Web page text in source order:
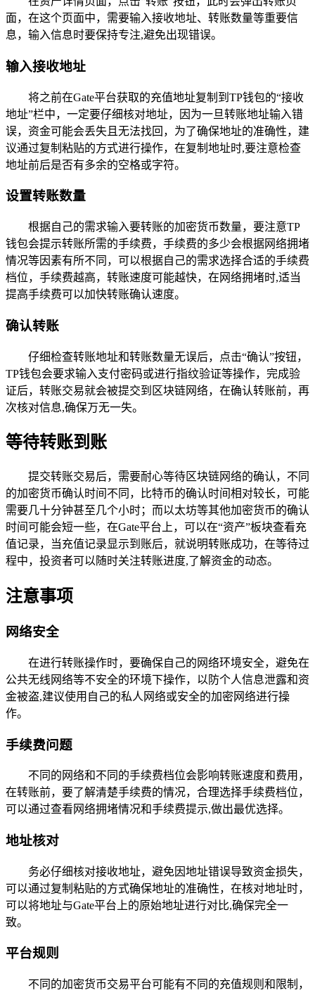
面，在这个页面中，需要输入接收地址、转账数量等重要信
息，输入信息时要保持专注,避免出现错误。
输入接收地址
将之前在Gate平台获取的充值地址复制到TP钱包的“接收
地址”栏中，一定要仔细核对地址，因为一旦转账地址输入错
误，资金可能会丢失且无法找回，为了确保地址的准确性，建
议通过复制粘贴的方式进行操作，在复制地址时,要注意检查
地址前后是否有多余的空格或字符。
设置转账数量
根据自己的需求输入要转账的加密货币数量，要注意TP
钱包会提示转账所需的手续费，手续费的多少会根据网络拥堵
情况等因素有所不同，可以根据自己的需求选择合适的手续费
档位，手续费越高，转账速度可能越快，在网络拥堵时,适当
提高手续费可以加快转账确认速度。
确认转账
仔细检查转账地址和转账数量无误后，点击“确认”按钮，
TP钱包会要求输入支付密码或进行指纹验证等操作，完成验
证后，转账交易就会被提交到区块链网络，在确认转账前，再
次核对信息,确保万无一失。
等待转账到账
提交转账交易后，需要耐心等待区块链网络的确认，不同
的加密货币确认时间不同，比特币的确认时间相对较长，可能
需要几十分钟甚至几个小时；而以太坊等其他加密货币的确认
时间可能会短一些，在Gate平台上，可以在“资产”板块查看充
值记录，当充值记录显示到账后，就说明转账成功，在等待过
程中，投资者可以随时关注转账进度,了解资金的动态。
注意事项
网络安全
在进行转账操作时，要确保自己的网络环境安全，避免在
公共无线网络等不安全的环境下操作，以防个人信息泄露和资
金被盗,建议使用自己的私人网络或安全的加密网络进行操
作。
手续费问题
不同的网络和不同的手续费档位会影响转账速度和费用，
在转账前，要了解清楚手续费的情况，合理选择手续费档位，
可以通过查看网络拥堵情况和手续费提示,做出最优选择。
地址核对
务必仔细核对接收地址，避免因地址错误导致资金损失，
可以通过复制粘贴的方式确保地址的准确性，在核对地址时，
可以将地址与Gate平台上的原始地址进行对比,确保完全一
致。
平台规则
不同的加密货币交易平台可能有不同的充值规则和限制，